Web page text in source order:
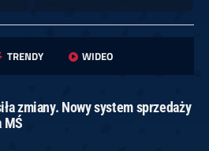
TRENDY WIDEO
zmiany. Nowy system sprzedaży
MŚ